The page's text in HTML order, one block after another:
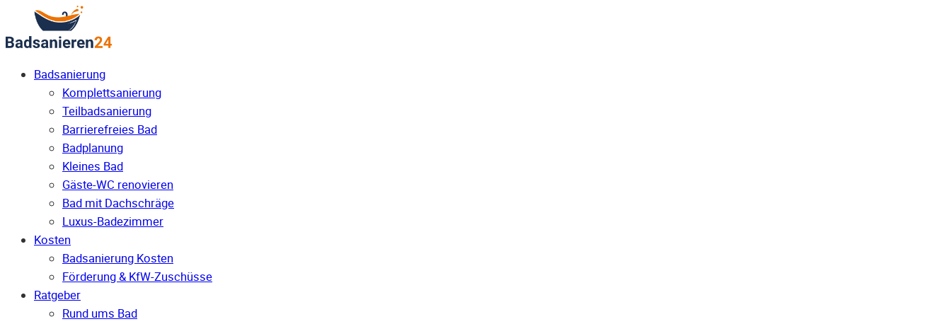
Badsanierung
Komplettsanierung
Teilbadsanierung
Barrierefreies Bad
Badplanung
Kleines Bad
Gäste-WC renovieren
Bad mit Dachschräge
Luxus-Badezimmer
Kosten
Badsanierung Kosten
Förderung & KfW-Zuschüsse
Ratgeber
Rund ums Bad